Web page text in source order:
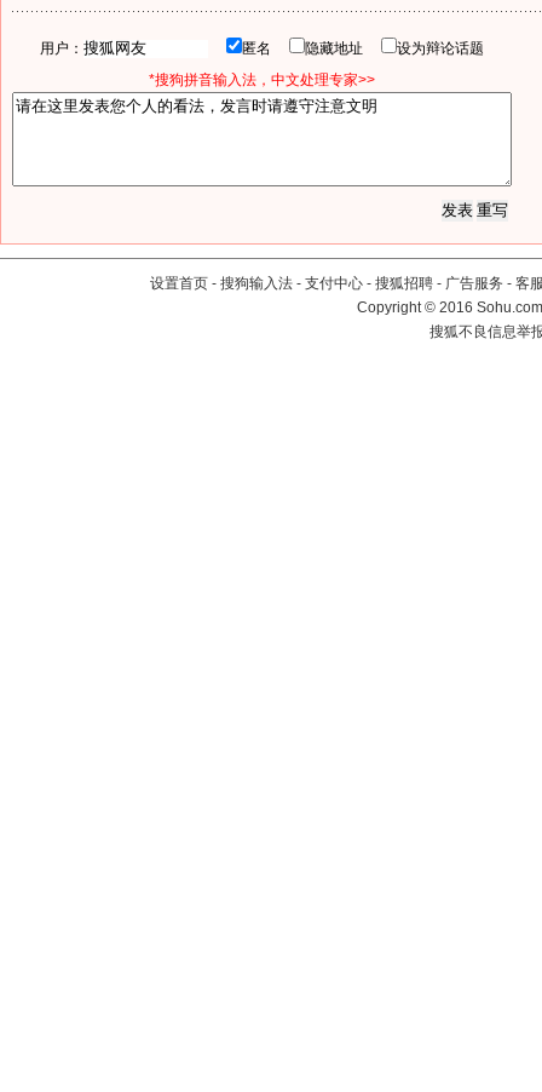
用户： 匿名 隐藏地址
设为辩论话题
*搜狗拼音输入法，中文处理专家>>
设置首页 - 搜狗输入法 - 支付中心 - 搜狐招聘 - 广告服务 - 客
Copyright©2016
搜狐不良信息举